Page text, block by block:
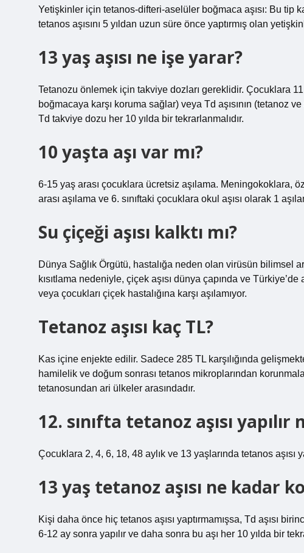
Yetişkinler için tetanos-difteri-aselüler boğmaca aşısı: Bu tip
tetanos aşısını 5 yıldan uzun süre önce yaptırmış olan
13 yaş aşısı ne işe yarar?
Tetanozu önlemek için takviye dozları gereklidir. Çocuklara
boğmacaya karşı koruma sağlar) veya Td aşısının (tetanoz
Td takviye dozu her 10 yılda bir tekrarlanmalıdır.
10 yaşta aşı var mı?
6-15 yaş arası çocuklara ücretsiz aşılama. Meningokoklara,
arası aşılama ve 6. sınıftaki çocuklara okul aşısı olarak 1
Su çiçeği aşısı kalktı mı?
Dünya Sağlık Örgütü, hastalığa neden olan virüsün bilimsel
kısıtlama nedeniyle, çiçek aşısı dünya çapında ve
veya çocukları çiçek hastalığına karşı aşılamıyor.
Tetanoz aşısı kaç TL?
Kas içine enjekte edilir. Sadece 285 TL karşılığında
hamilelik ve doğum sonrası tetanos mikroplarından
tetanosundan ari ülkeler arasındadır.
12. sınıfta tetanoz aşısı yapılır
Çocuklara 2, 4, 6, 18, 48 aylık ve 13 yaşlarında tetanos aşısı
13 yaş tetanoz aşısı ne kadar
Kişi daha önce hiç tetanos aşısı yaptırmamışsa, Td aşısı
6-12 ay sonra yapılır ve daha sonra bu aşı her 10 yılda bir